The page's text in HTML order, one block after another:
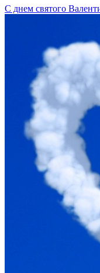
С днем святого